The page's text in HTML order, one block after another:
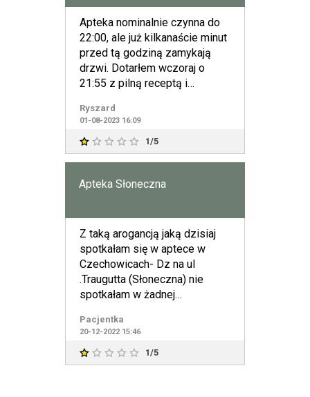
Apteka nominalnie czynna do
22:00, ale już kilkanaście minut
przed tą godziną zamykają
drzwi. Dotarłem wczoraj o
21:55 z pilną receptą i
Ryszard
01-08-2023 16:09
1/5
Apteka Słoneczna
Z taką arogancją jaką dzisiaj
spotkałam się w aptece w
Czechowicach- Dz na ul
.Traugutta (Słoneczna) nie
spotkałam w żadnej
okienk
Pacjentka
20-12-2022 15:46
1/5